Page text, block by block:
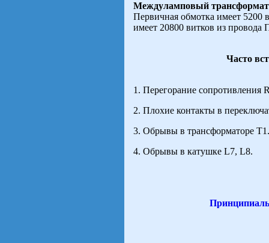
Междуламповый
Первичная обмотка имеет 5200
имеет 20800 витков из провода
Часто
1. Перегорание сопротивления
2. Плохие контакты в
3. Обрывы в трансформаторе Т1.
4. Обрывы в катушке L7, L8.